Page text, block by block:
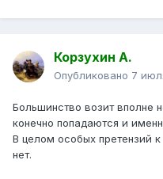
Корзухин А.
Опубликовано 7
Большинство возит вполне
конечно попадаются и
В целом особых претензий
нет.